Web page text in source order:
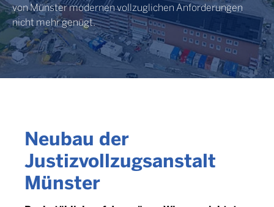
von Münster modernen vollzuglichen Anforderungen
nicht mehr genügt.
Neubau der
Justizvollzugsanstalt
Münster